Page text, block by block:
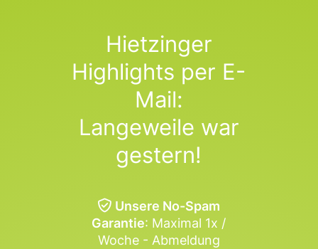
Hietzinger
Highlights per E-
Mail:
Langeweile war
gestern!
Unsere No-Spam
Garantie: Maximal 1x /
Woche - Abmeldung